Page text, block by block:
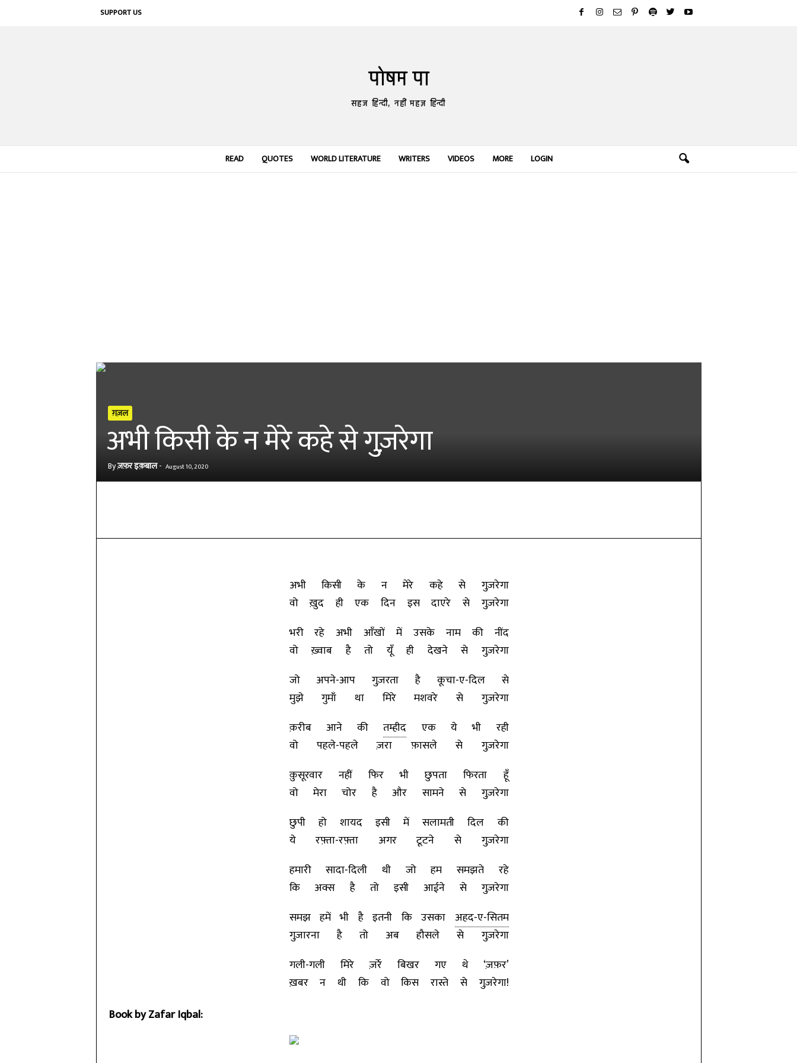
SUPPORT US
पोषम पा
सहज हिन्दी, नहीं महज़ हिन्दी
READ QUOTES WORLD LITERATURE WRITERS VIDEOS MORE LOGIN
ग़ज़ल
अभी किसी के न मेरे कहे से गुज़रेगा
Byज़फ़र इक़बाल- August 10, 2020
अभी किसी के न मेरे कहे से गुज़रेगा
वो ख़ुद ही एक दिन इस दाएरे से गुज़रेगा
भरी रहे अभी आँखों में उसके नाम की नींद
वो ख़्वाब है तो यूँ ही देखने से गुज़रेगा
जो अपने-आप गुज़रता है कूचा-ए-दिल से
मुझे गुमाँ था मिरे मशवरे से गुज़रेगा
क़रीब आने कीतम्हीद एक ये भी रही
वो पहले-पहले ज़रा फ़ासले से गुज़रेगा
क़ुसूरवार नहीं फिर भी छुपता फिरता हूँ
वो मेरा चोर है और सामने से गुज़रेगा
छुपी हो शायद इसी में सलामती दिल की
ये रफ़्ता-रफ़्ता अगर टूटने से गुज़रेगा
हमारी सादा-दिली थी जो हम समझते रहे
कि अक्स है तो इसी आईने से गुज़रेगा
समझ हमें भी है इतनी कि उसका अहद-ए-सितम
गुज़ारना है तो अब हौसले से गुज़रेगा
गली-गली मिरे ज़र्रे बिखर गए थे ‘ज़फ़र’
ख़बर न थी कि वो किस रास्ते से गुज़रेगा!
Book by Zafar Iqbal: